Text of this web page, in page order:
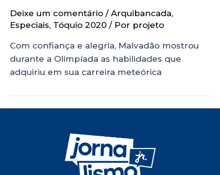
Deixe um comentário / Arquibancada,
Especiais, Tóquio 2020 / Por projeto
Com confiança e alegria, Malvadão mostrou
durante a Olimpíada as habilidades que
adquiriu em sua carreira meteórica